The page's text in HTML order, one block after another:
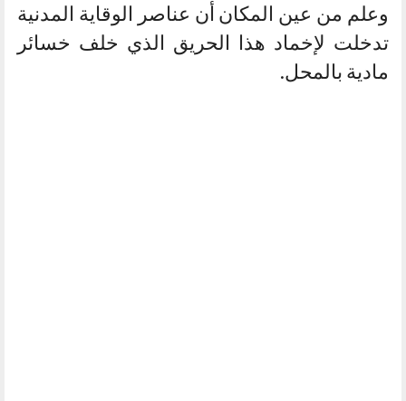
وعلم من عين المكان أن عناصر الوقاية المدنية
تدخلت لإخماد هذا الحريق الذي خلف خسائر
مادية بالمحل.